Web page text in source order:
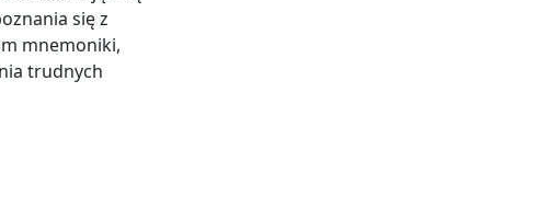
się z
mnemoniki,
trudnych